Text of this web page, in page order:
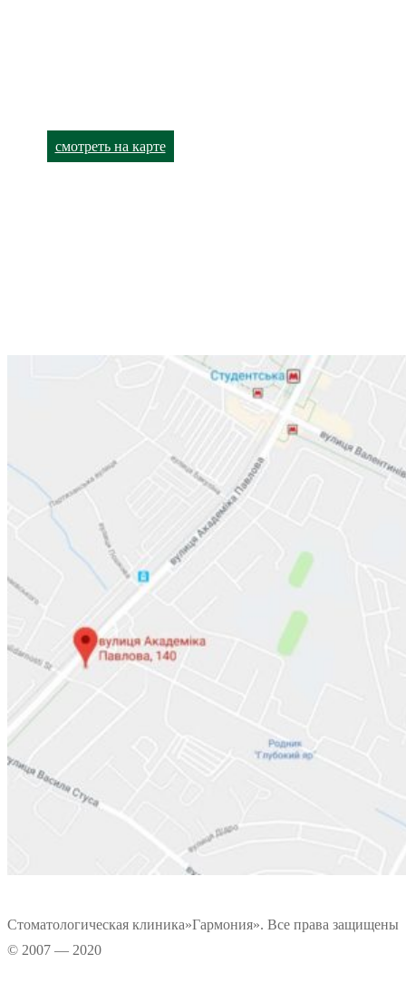
смотреть на карте
Стоматологическая клиника»Гармония». Все права защищены
© 2007 — 2020